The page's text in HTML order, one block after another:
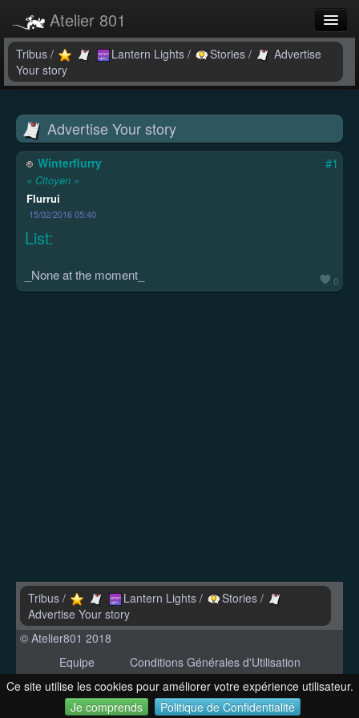
Ce site utilise les cookies pour améliorer votre expérience utilisateur.
Je comprends
Politique de Confidentialité
Atelier 801
Forums
Dev Tracker
Connexion
Langue
Tribus / Lantern Lights / Stories /
Advertise
Your story
Advertise Your story
Winterflurry
« Citoyen »
Flurrui
15/02/2016 05:40
#1
0
List:
_None at the moment_
Tribus / Lantern Lights / Stories /
Advertise Your story
© Atelier801 2018
Equipe
Conditions Générales d'Utilisation
Politique de Confidentialité
Contact
Version 1.27